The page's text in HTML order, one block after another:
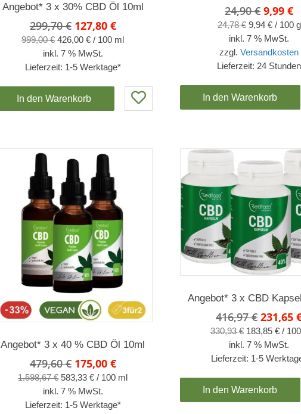
Angebot* 3 x 30% CBD Öl 10ml
299,70€ Ursprünglicher
Preis
war:
299,70 €
127,80 €Aktueller
Preis
127,80 €.
999,00€ 426,00€ / 100 ml
inkl. 7 % MwSt.
Lieferzeit: 1-5 Werktage*
In den Warenkorb
24,90€
Preis
war:
24,90 €
9,99€
24,78€ 9,94 €/ 100 g
inkl. 7 % MwSt.
zzgl.Versandkosten
Lieferzeit: 24 Stunden
In den Warenkorb
Angebot* 3 x 40 % CBD Öl 10ml
479,60€ Ursprünglicher
Preis
war:
479,60 €
175,00 €Aktueller
Preis
175,00 €.
1.598,67€ 583,33€ / 100 ml
inkl. 7 % MwSt.
Lieferzeit: 1-5 Werktage*
Angebot* 3 x CBD
416,97€
Preis
war:
416,97
231,65
330,93€ 183,85 €/ 100
inkl. 7 % MwSt.
Lieferzeit: 1-5
In den Warenkorb